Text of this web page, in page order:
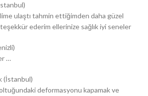
ulaştı tahmin ettiğimden daha güzel
ederim ellerinize sağlık iyi seneler
…
(İstanbul)
deformasyonu kapamak ve